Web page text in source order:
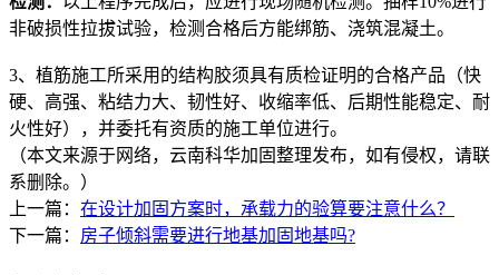
非破损性拉拔试验，检测合格后方能绑筋、浇筑混凝土。
3、植筋施工所采用的结构胶须具有质检证明的合格产品（快
硬、高强、粘结力大、韧性好、收缩率低、后期性能稳定、耐
火性好），并委托有资质的施工单位进行。
（本文来源于网络，云南科华加固整理发布，如有侵权，请联
系删除。）
上一篇： 在设计加固方案时，承载力的验算要注意什么？
下一篇： 房子倾斜需要进行地基加固地基吗?